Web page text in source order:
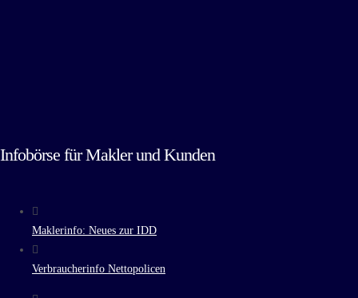
Infobörse für Makler und Kunden
Maklerinfo: Neues zur IDD
Verbraucherinfo Nettopolicen